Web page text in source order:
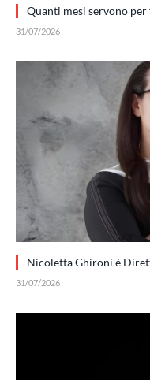
Quanti mesi servono
31/07/2026
Nicoletta Ghironi è
31/07/2026